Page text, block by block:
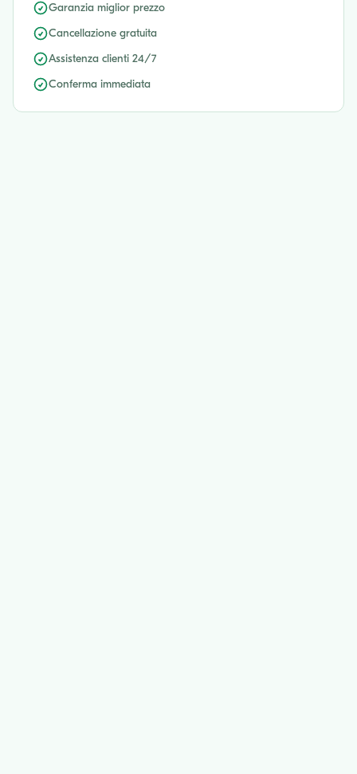
Garanzia miglior prezzo
Cancellazione gratuita
Assistenza clienti 24/7
Conferma immediata